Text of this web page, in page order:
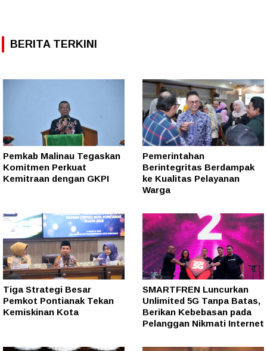
BERITA TERKINI
Pemkab Malinau Tegaskan
Komitmen Perkuat
Kemitraan dengan GKPI
Pemerintahan
Berintegritas Berdampak
ke Kualitas Pelayanan
Warga
Tiga Strategi Besar
Pemkot Pontianak Tekan
Kemiskinan Kota
SMARTFREN Luncurkan
Unlimited 5G Tanpa Batas,
Berikan Kebebasan pada
Pelanggan Nikmati Internet